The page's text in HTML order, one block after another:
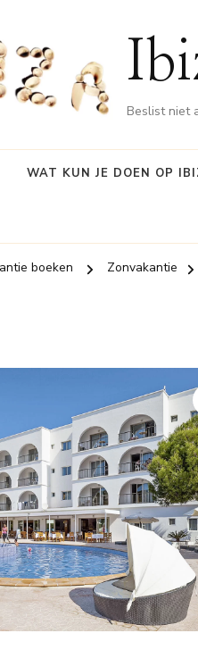
Beslist niet
WAT KUN JE DOEN OP
boeken Zonvakantie